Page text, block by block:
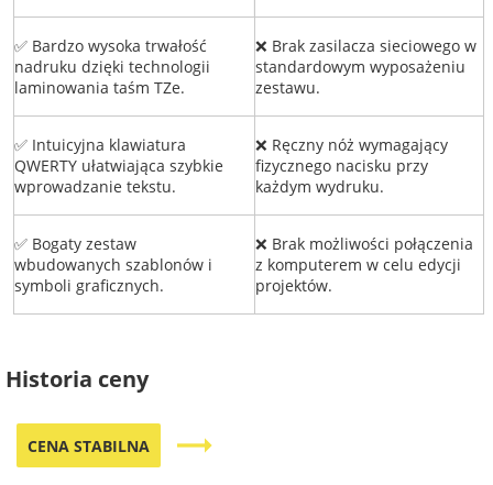
✅ Bardzo wysoka trwałość
nadruku dzięki technologii
laminowania taśm TZe.
❌ Brak zasilacza sieciowego w
standardowym wyposażeniu
zestawu.
✅ Intuicyjna klawiatura
QWERTY ułatwiająca szybkie
wprowadzanie tekstu.
❌ Ręczny nóż wymagający
fizycznego nacisku przy
każdym wydruku.
✅ Bogaty zestaw
wbudowanych szablonów i
symboli graficznych.
❌ Brak możliwości połączenia
z komputerem w celu edycji
projektów.
Historia ceny
CENA STABILNA trending_flat